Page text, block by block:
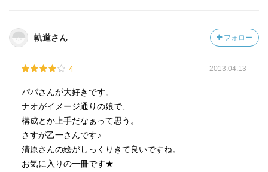
軌道さん フォロー
4 2013.04.13
パパさんが大好きです。
ナオがイメージ通りの娘で、
構成とか上手だなぁって思う。
さすが乙一さんです♪
清原さんの絵がしっくりきて良いですね。
お気に入りの一冊です★